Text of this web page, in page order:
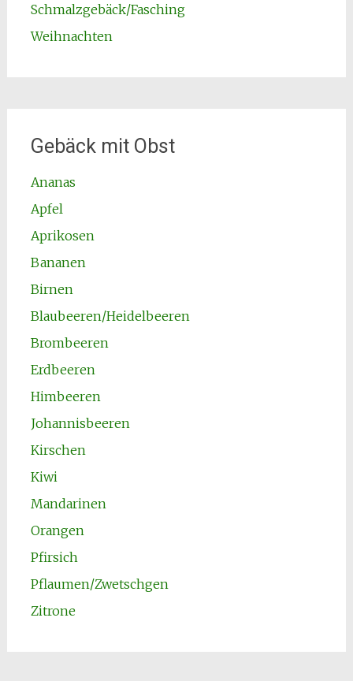
Schmalzgebäck/Fasching
Weihnachten
Gebäck mit Obst
Ananas
Apfel
Aprikosen
Bananen
Birnen
Blaubeeren/Heidelbeeren
Brombeeren
Erdbeeren
Himbeeren
Johannisbeeren
Kirschen
Kiwi
Mandarinen
Orangen
Pfirsich
Pflaumen/Zwetschgen
Zitrone